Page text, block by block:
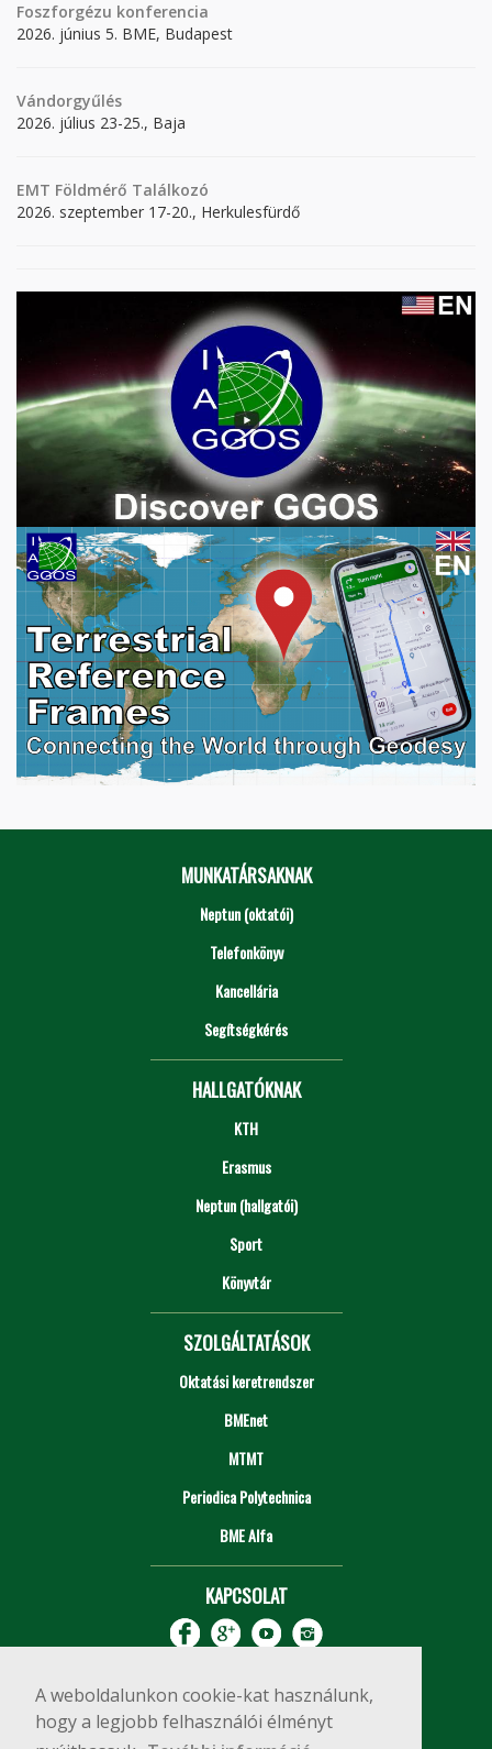
A weboldalunkon cookie-kat használunk,
hogy a legjobb felhasználói élményt
Foszforgézu konferencia
2026. június 5. BME, Budapest
Vándorgyűlés
2026. július 23-25., Baja
EMT Földmérő Találkozó
2026. szeptember 17-20., Herkulesfürdő
MUNKATÁRSAKNAK
Neptun (oktatói)
Telefonkönyv
Kancellária
Segítségkérés
HALLGATÓKNAK
KTH
Erasmus
Neptun (hallgatói)
Sport
Könyvtár
SZOLGÁLTATÁSOK
Oktatási keretrendszer
BMEnet
MTMT
Periodica Polytechnica
BME Alfa
KAPCSOLAT